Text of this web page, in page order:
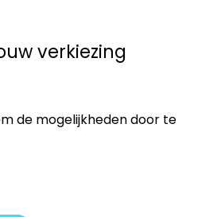
verkiezing
de mogelijkheden door te